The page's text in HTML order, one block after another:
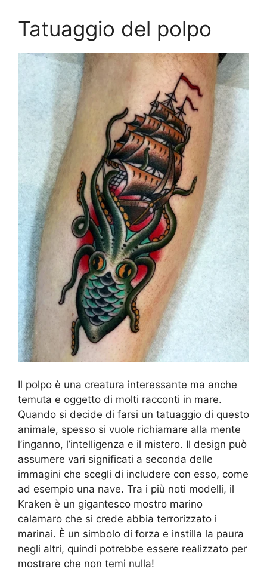
Tatuaggio del polpo
Il polpo è una creatura interessante ma anche
temuta e oggetto di molti racconti in mare.
Quando si decide di farsi un tatuaggio di questo
animale, spesso si vuole richiamare alla mente
l’inganno, l’intelligenza e il mistero. Il design può
assumere vari significati a seconda delle
immagini che scegli di includere con esso, come
ad esempio una nave. Tra i più noti modelli, il
Kraken è un gigantesco mostro marino
calamaro che si crede abbia terrorizzato i
marinai. È un simbolo di forza e instilla la paura
negli altri, quindi potrebbe essere realizzato per
mostrare che non temi nulla!